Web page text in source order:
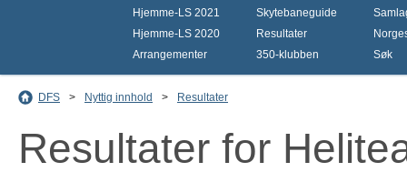
Hjemme-LS 2021
Hjemme-LS 2020
Arrangementer
Skytebaneguide
Resultater
350-klubben
Søk
DFS > Nyttig innhold > Resultater
Resultater for